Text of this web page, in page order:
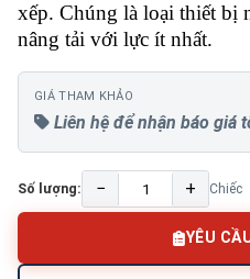
xếp. Chúng là loại thiết bị
nâng tải với lực ít nhất.
GIÁ THAM KHẢO
Liên hệ để nhận báo giá
Số lượng: − + Chiếc
YÊU